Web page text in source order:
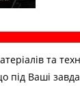
та
під Ваші